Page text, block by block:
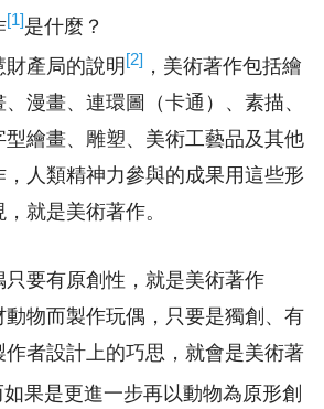
[1]是什麼？
財產局的說明 [2] ，美術著作包括繪
漫畫、連環圖（卡通）、素描、
型繪畫、雕塑、美術工藝品及其他
，人類精神力參與的成果用這些形
就是美術著作。
只要有原創性，就是美術著作
動物而製作玩偶，只要是獨創、有
作者設計上的巧思，就會是美術著
如果是更進一步再以動物為原形創